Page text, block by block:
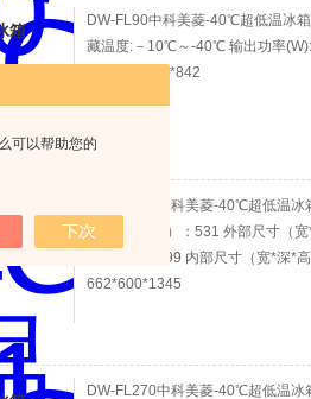
可以帮助您的
箱
DW-FL90中科美菱-40℃超低温冰
藏温度:－10℃～-40℃ 输出功率
mm:623*544*842
箱
DW-FL531中科美菱-40℃超低温冰
有效容积（L）：531 外部尺寸（宽
842*989*1999 内部尺寸（宽*深*高
662*600*1345
DW-FL270中科美菱-40℃超低温冰